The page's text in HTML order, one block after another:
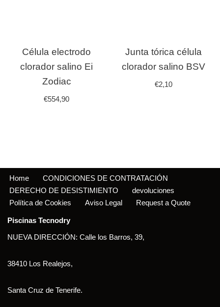
Célula electrodo
clorador salino Ei
Zodiac
€554,90
Junta tórica célula
clorador salino BSV
€2,10
Home
CONDICIONES DE CONTRATACIÓN
DERECHO DE DESISTIMIENTO
devoluciones
Política de Cookies
Aviso Legal Request a Quote
Piscinas Tecnodry
NUEVA DIRECCIÓN: Calle los Barros, 39,
38410 Los Realejos,
Santa Cruz de Tenerife.